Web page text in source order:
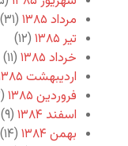
مرداد ۱۳۸۵
(۳۱)
تیر ۱۳۸۵
(۱۲)
خرداد ۱۳۸۵
(۱۱)
اردیبهشت ۱۳۸۵
فروردین ۱۳۸۵
(۱۲)
اسفند ۱۳۸۴
(۹)
بهمن ۱۳۸۴
(۱۴)